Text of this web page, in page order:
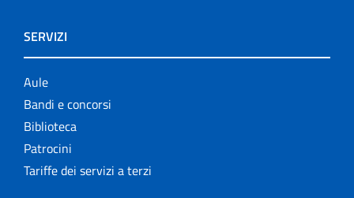
SERVIZI
Aule
Bandi e concorsi
Biblioteca
Patrocini
Tariffe dei servizi a terzi